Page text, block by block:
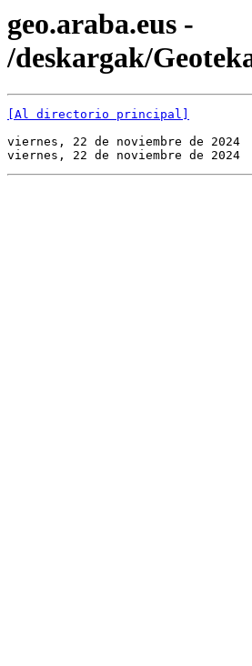
geo.araba.eus -
/deskargak/
[Al directorio principal]
viernes, 22 de noviembre de
viernes, 22 de noviembre de